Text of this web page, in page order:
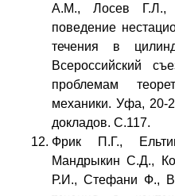
А.М., Лосев Г.Л.,
поведение
течения в
Всероссийский
проблемам
механики. Уфа, 20-
докладов. C.117.
Фрик П.Г.,
Мандрыкин С.Д.,
Р.И., Стефани Ф.,